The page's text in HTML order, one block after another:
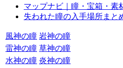
マップナビ｜瞳・宝箱・素
失われた瞳の入手場所まと
風神の瞳 岩神の瞳
雷神の瞳 草神の瞳
水神の瞳 炎神の瞳